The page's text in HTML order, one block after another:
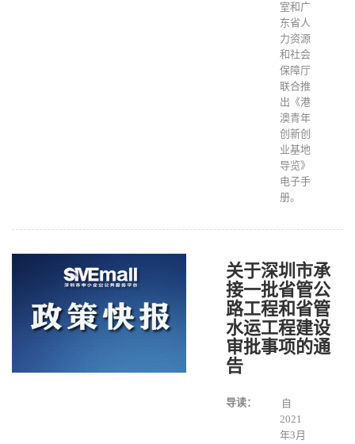
室和广
东省人
力资源
和社会
保障厅
联合推
出《港
澳青年
创新创
业基地
导览》
电子手
册。
关于深圳市承
接一批省管公
路工程和省管
水运工程建设
审批事项的通
告
导读：
自
2021
年3月